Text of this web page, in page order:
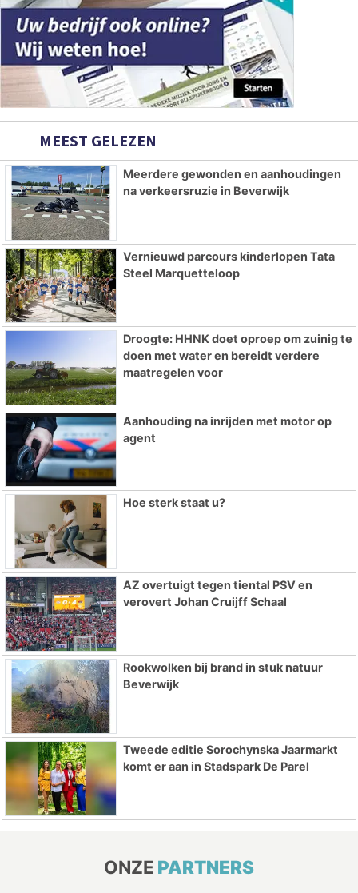
MEEST GELEZEN
Meerdere gewonden en aanhoudingen
na verkeersruzie in Beverwijk
Vernieuwd parcours kinderlopen Tata
Steel Marquetteloop
Droogte: HHNK doet oproep om zuinig te
doen met water en bereidt verdere
maatregelen voor
Aanhouding na inrijden met motor op
agent
Hoe sterk staat u?
AZ overtuigt tegen tiental PSV en
verovert Johan Cruijff Schaal
Rookwolken bij brand in stuk natuur
Beverwijk
Tweede editie Sorochynska Jaarmarkt
komt er aan in Stadspark De Parel
ONZE PARTNERS